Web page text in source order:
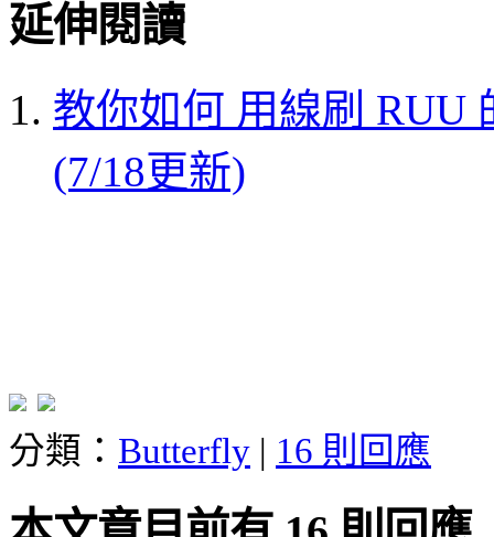
延伸閱讀
教你如何 用線刷 RUU
(7/18更新)
分類： Butterfly | 16 則回應